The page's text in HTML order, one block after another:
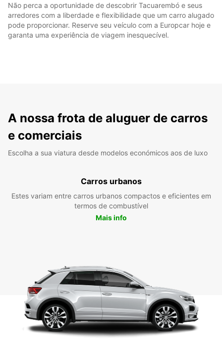
Não perca a oportunidade de descobrir Tacuarembó e seus
arredores com a liberdade e flexibilidade que um carro alugado
pode proporcionar. Reserve seu veículo com a Europcar hoje e
garanta uma experiência de viagem inesquecível.
A nossa frota de aluguer de carros
e comerciais
Escolha a sua viatura desde modelos económicos aos de luxo
Carros urbanos
Estes variam entre carros urbanos compactos e eficientes em
termos de combustível
Mais info